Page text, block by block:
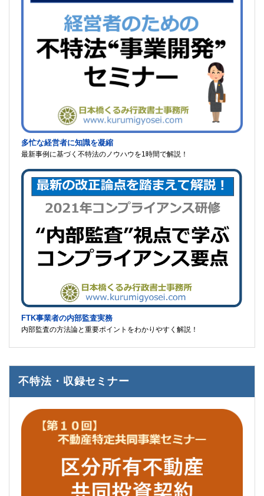
多忙な経営者に知識を凝縮
最新事例に基づく不特法のノウハウを1時間で解説！
FTK事業者の内部監査実務
内部監査の方法論と重要ポイントをわかりやすく解説！
不特法・収録セミナー